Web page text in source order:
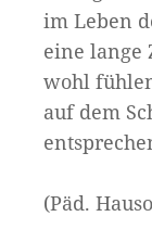
im Leben
eine lange
wohl
auf dem
(Päd.